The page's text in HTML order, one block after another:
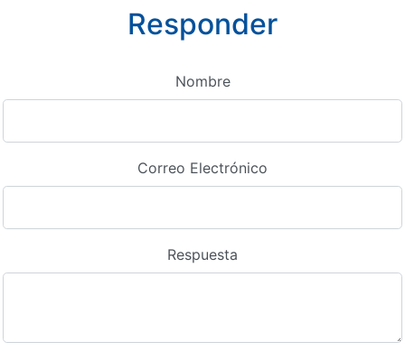
Responder
Nombre
Correo Electrónico
Respuesta